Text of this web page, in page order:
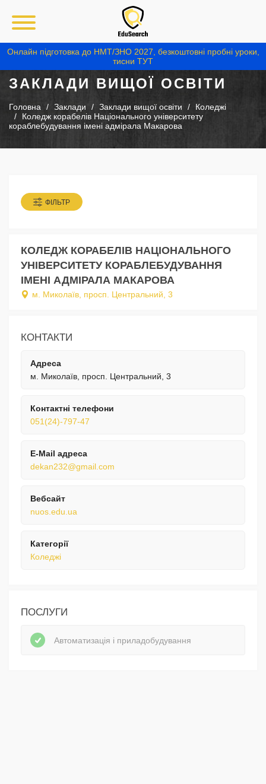
Онлайн підготовка до НМТ/ЗНО 2027, безкоштовні пробні уроки,
тисни ТУТ
ЗАКЛАДИ ВИЩОЇ ОСВІТИ
Головна Заклади Заклади вищої освіти
Коледжі
Коледж корабелів Національного університету
кораблебудування імені адмірала Макарова
ФІЛЬТР
КОЛЕДЖ КОРАБЕЛІВ НАЦІОНАЛЬНОГО
УНІВЕРСИТЕТУ КОРАБЛЕБУДУВАННЯ
ІМЕНІ АДМІРАЛА МАКАРОВА
м. Миколаїв, просп. Центральний, 3
КОНТАКТИ
Адреса
м. Миколаїв, просп. Центральний, 3
Контактні телефони
051(24)-797-47
E-Mail адреса
dekan232@gmail.com
Вебсайт
nuos.edu.ua
Категорії
Коледжі
ПОСЛУГИ
Автоматизація і приладобудування